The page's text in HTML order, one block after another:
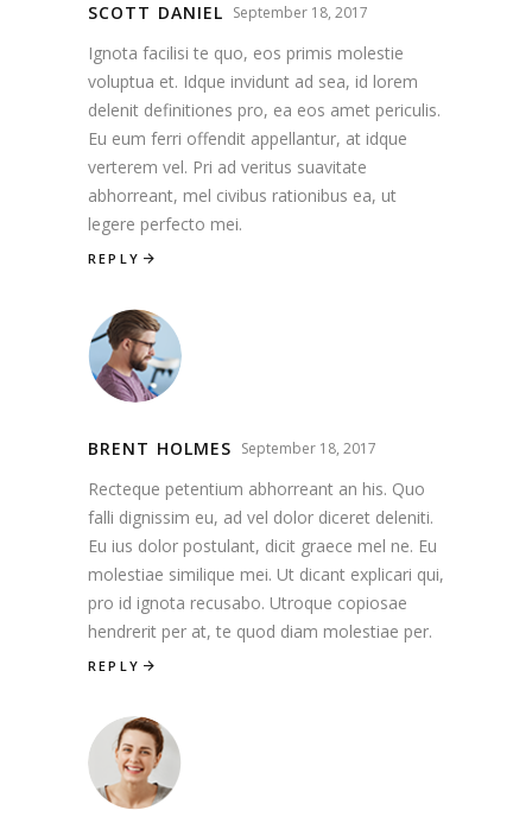
SCOTT DANIEL September 18, 2017
Ignota facilisi te quo, eos primis molestie
voluptua et. Idque invidunt ad sea, id lorem
delenit definitiones pro, ea eos amet periculis.
Eu eum ferri offendit appellantur, at idque
verterem vel. Pri ad veritus suavitate
abhorreant, mel civibus rationibus ea, ut
legere perfecto mei.
REPLY
BRENT HOLMES September 18, 2017
Recteque petentium abhorreant an his. Quo
falli dignissim eu, ad vel dolor diceret deleniti.
Eu ius dolor postulant, dicit graece mel ne. Eu
molestiae similique mei. Ut dicant explicari qui,
pro id ignota recusabo. Utroque copiosae
hendrerit per at, te quod diam molestiae per.
REPLY